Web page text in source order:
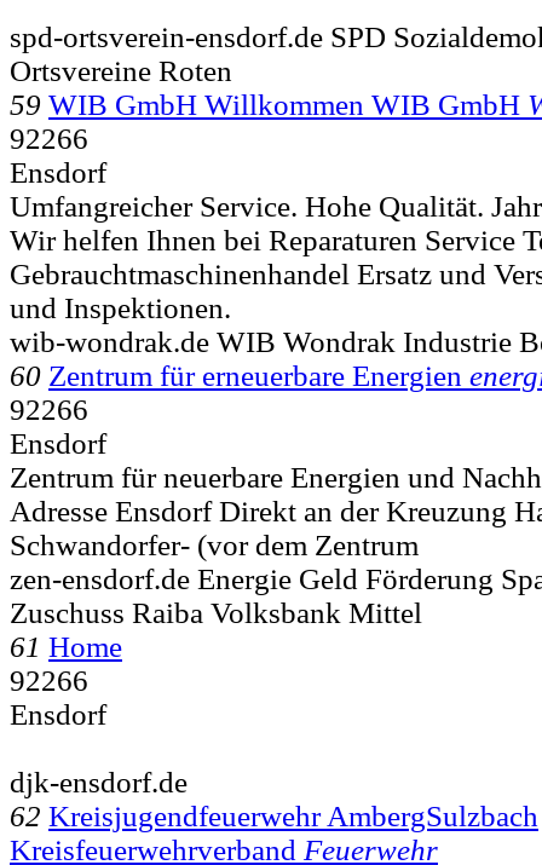
spd-ortsverein-ensdorf.de SPD
Ortsvereine Roten
59 WIB GmbH Willkommen WIB GmbH
92266
Ensdorf
Umfangreicher Service. Hohe Qualität.
Wir helfen Ihnen bei Reparaturen Service
Gebrauchtmaschinenhandel Ersatz und
und Inspektionen.
wib-wondrak.de WIB Wondrak Industrie
60 Zentrum für erneuerbare Energien
92266
Ensdorf
Zentrum für neuerbare Energien und
Adresse Ensdorf Direkt an der Kreuzung
Schwandorfer- (vor dem Zentrum
zen-ensdorf.de Energie Geld Förderung
Zuschuss Raiba Volksbank Mittel
61 Home
92266
Ensdorf
djk-ensdorf.de
62 Kreisjugendfeuerwehr AmbergSulzbach
Kreisfeuerwehrverband Feuerwehr